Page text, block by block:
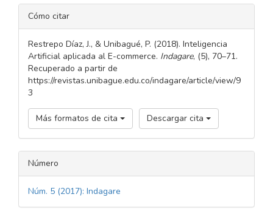
DETALLES
DEL
ARTÍCULO
Cómo citar
Restrepo Díaz, J., & Unibagué, P. (2018). Inteligencia
Artificial aplicada al E-commerce. Indagare, (5), 70–71.
Recuperado a partir de
https://revistas.unibague.edu.co/indagare/article/view/9
3
Más formatos de cita Descargar cita
Número
Núm. 5 (2017): Indagare